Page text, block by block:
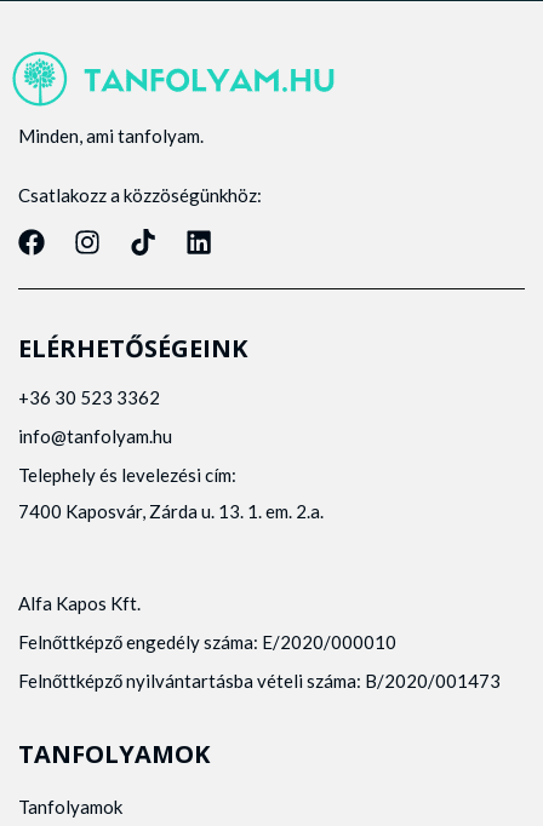
Minden, ami tanfolyam.
Csatlakozz a közzöségünkhöz:
ELÉRHETŐSÉGEINK
+36 30 523 3362
info@tanfolyam.hu
Telephely és levelezési cím:
7400 Kaposvár, Zárda u. 13. 1. em. 2.a.
Alfa Kapos Kft.
Felnőttképző engedély száma: E/2020/000010
Felnőttképző nyilvántartásba vételi száma: B/2020/001473
TANFOLYAMOK
Tanfolyamok